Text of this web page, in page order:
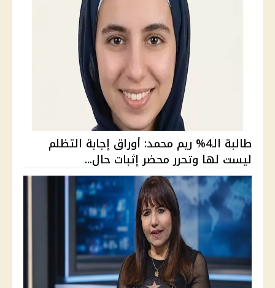
طالبة الـ4% ريم محمد: أوراق إجابة التظلم
ليست لها وتحرر محضر إثبات حال...